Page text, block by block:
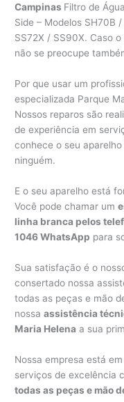
Campinas Filtro de
Side – Modelos SH70B
SS72X / SS90X. Caso
não se preocupe
Por que usar um
especializada Parque
Nossos reparos são
de experiência em
conhece o seu
ninguém.
E o seu aparelho está
Você pode chamar um
linha branca pelos
1046 WhatsApp para
Sua satisfação é o
consertado nossa
todas as peças e mão
nossaassistência
Maria Helena a sua
Nossa empresa está
serviços de excelência
todas as peças e mão